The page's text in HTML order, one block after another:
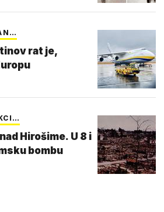
rat je,
Hirošime. U 8 i
bombu